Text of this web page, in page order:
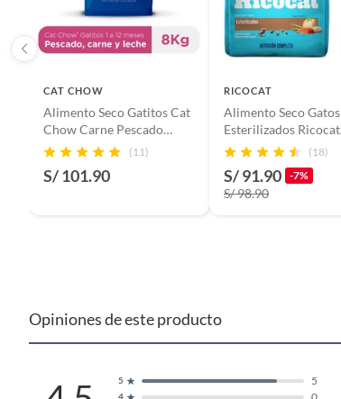
Tipo de alimentos
CAT CHOW
Alimento Seco Gatitos Cat
Chow Carne Pescado
Leche Bolsa 8 Kg(11)
S/ 101.90
RICOCAT
Alimento Seco Gatos
Esterilizados Ricocat
Pescado Bolsa 9 Kg
(18)
S/ 91.90 -7%
S/ 98.90
Opiniones de este producto
4 0
5 5